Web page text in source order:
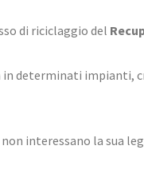
di riciclaggio del
determinati impianti,
interessano la sua